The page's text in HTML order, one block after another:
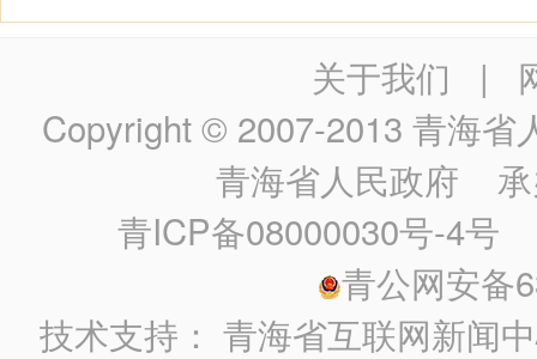
关于我们 |
Copyright © 2007-2013 青海省
青海省人民政府 承
青ICP备08000030号-4号
青公网安备
技术支持：青海省互联网新闻